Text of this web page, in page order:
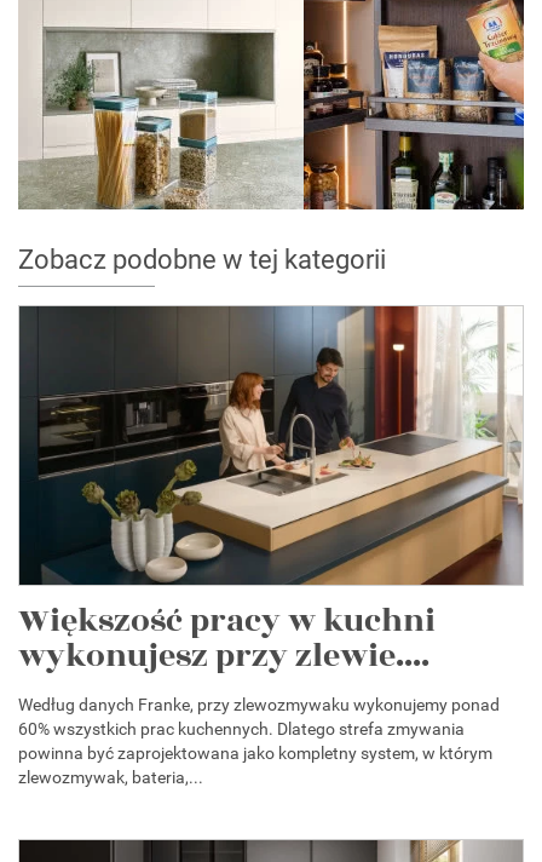
Zobacz podobne w tej kategorii
Większość pracy w kuchni
wykonujesz przy zlewie....
Według danych Franke, przy zlewozmywaku wykonujemy ponad
60% wszystkich prac kuchennych. Dlatego strefa zmywania
powinna być zaprojektowana jako kompletny system, w którym
zlewozmywak, bateria,...